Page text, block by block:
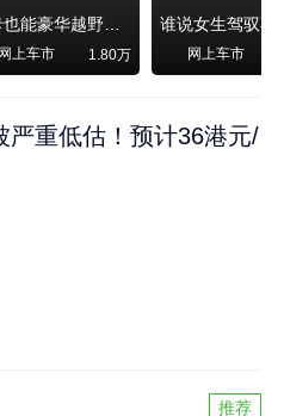
皮卡也能豪华越野！纵横F700上市，限时卖29.99万起
网上车市 1.80万 网上车市
严重低估！预计36港元/
推荐